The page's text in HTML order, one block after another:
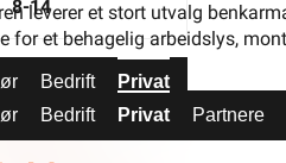
8-14
Bedrift Privat
leverer et stort utvalg
for et behagelig arbeidslys,
Bedrift Privat Partnere